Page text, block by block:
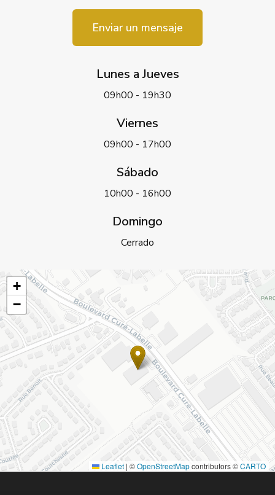
Enviar un mensaje
Lunes a Jueves
09h00 - 19h30
Viernes
09h00 - 17h00
Sábado
10h00 - 16h00
Domingo
Cerrado
+
−
Leaflet | ©OpenStreetMapcontributors ©CARTO